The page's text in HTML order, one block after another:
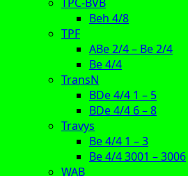
Beh 4/8
TPF
ABe 2/4 – Be 2/4
Be 4/4
TransN
BDe 4/4 1 – 5
BDe 4/4 6 – 8
Travys
Be 4/4 1 – 3
Be 4/4 3001 – 3006
WAB